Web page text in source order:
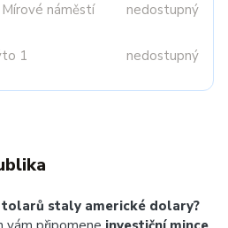
Mírové náměstí
nedostupný
1 nedostupný
tolarů staly americké dolary?